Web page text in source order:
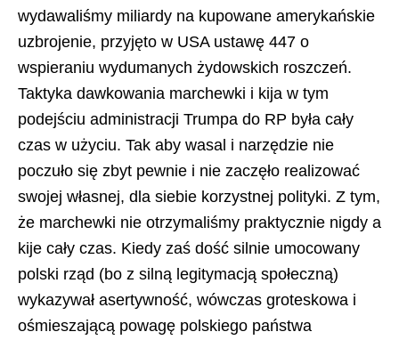
wydawaliśmy miliardy na kupowane amerykańskie
uzbrojenie, przyjęto w USA ustawę 447 o
wspieraniu wydumanych żydowskich roszczeń.
Taktyka dawkowania marchewki i kija w tym
podejściu administracji Trumpa do RP była cały
czas w użyciu. Tak aby wasal i narzędzie nie
poczuło się zbyt pewnie i nie zaczęło realizować
swojej własnej, dla siebie korzystnej polityki. Z tym,
że marchewki nie otrzymaliśmy praktycznie nigdy a
kije cały czas. Kiedy zaś dość silnie umocowany
polski rząd (bo z silną legitymacją społeczną)
wykazywał asertywność, wówczas groteskowa i
ośmieszającą powagę polskiego państwa